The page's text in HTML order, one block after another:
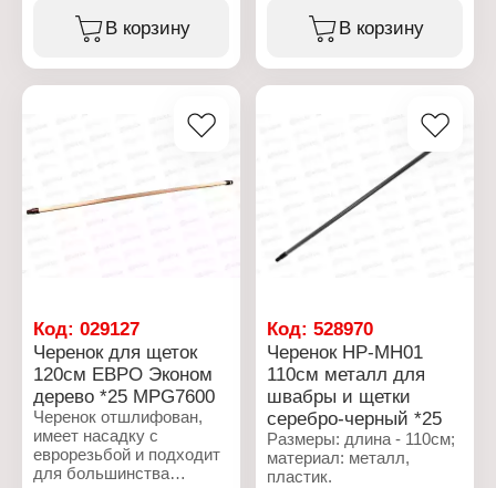
Характеристики:
Мультипласт
Назначение: для швабры
Материал: дерево,
полипропилен
В корзину
Назначение: для мытья
Габаритные размеры:
В корзину
Код: 029127
Черенок для щеток
120см ЕВРО Эконом
дерево *25 MPG7600
Черенок отшлифован,
имеет насадку с
еврорезьбой и подходит
для большинства
Код:528970
Черенок HP-MH01
110см металл для
швабры и щетки
серебро-черный *25
Размеры: длина - 110см;
материал: металл,
пластик.